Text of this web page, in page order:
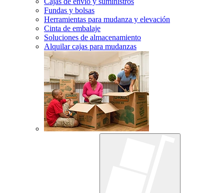
Fundas y bolsas
Herramientas para mudanza y elevación
Cinta de embalaje
Soluciones de almacenamiento
Alquilar cajas para mudanzas